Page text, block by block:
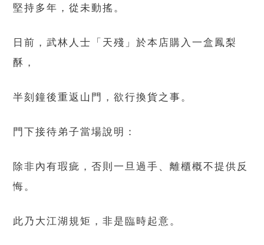
堅持多年，從未動搖。
日前，武林人士「天殘」於本店購入一盒鳳梨
酥，
半刻鐘後重返山門，欲行換貨之事。
門下接待弟子當場說明：
除非內有瑕疵，否則一旦過手、離櫃概不提供反
悔。
此乃大江湖規矩，非是臨時起意。